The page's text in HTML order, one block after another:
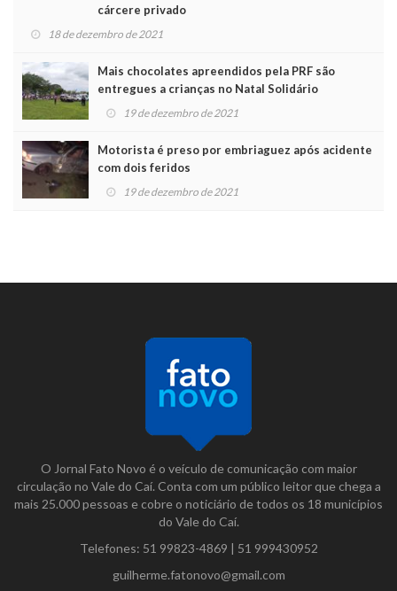
cárcere privado
18 de dezembro de 2021
Mais chocolates apreendidos pela PRF são
entregues a crianças no Natal Solidário
19 de dezembro de 2021
Motorista é preso por embriaguez após acidente
com dois feridos
19 de dezembro de 2021
O Jornal Fato Novo é o veículo de comunicação com maior
circulação no Vale do Caí. Conta com um público leitor que chega a
mais 25.000 pessoas e cobre o noticiário de todos os 18 municípios
do Vale do Caí.
Telefones: 51 99823-4869 | 51 999430952
guilherme.fatonovo@gmail.com